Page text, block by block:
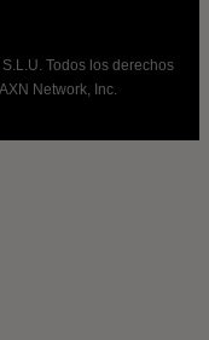
Todos los derechos
Network, Inc.